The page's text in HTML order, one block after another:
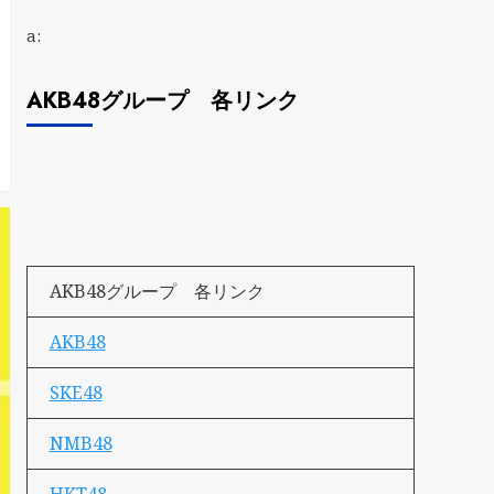
a:
AKB48グループ 各リンク
AKB48グループ 各リンク
AKB48
SKE48
NMB48